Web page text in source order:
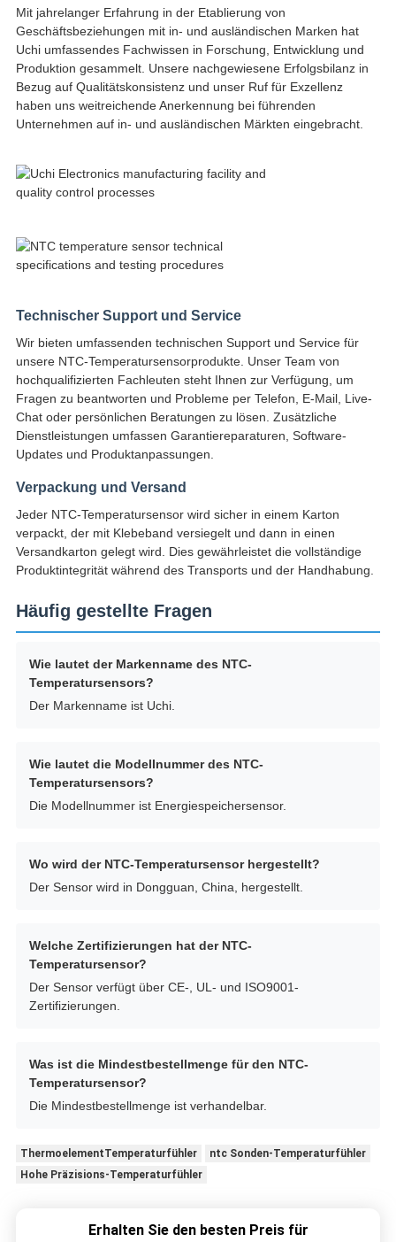
Mit jahrelanger Erfahrung in der Etablierung von
Geschäftsbeziehungen mit in- und ausländischen Marken hat
Uchi umfassendes Fachwissen in Forschung, Entwicklung und
Produktion gesammelt. Unsere nachgewiesene Erfolgsbilanz in
Bezug auf Qualitätskonsistenz und unser Ruf für Exzellenz
haben uns weitreichende Anerkennung bei führenden
Unternehmen auf in- und ausländischen Märkten eingebracht.
Technischer Support und Service
Wir bieten umfassenden technischen Support und Service für
unsere NTC-Temperatursensorprodukte. Unser Team von
hochqualifizierten Fachleuten steht Ihnen zur Verfügung, um
Fragen zu beantworten und Probleme per Telefon, E-Mail, Live-
Chat oder persönlichen Beratungen zu lösen. Zusätzliche
Dienstleistungen umfassen Garantiereparaturen, Software-
Updates und Produktanpassungen.
Verpackung und Versand
Jeder NTC-Temperatursensor wird sicher in einem Karton
verpackt, der mit Klebeband versiegelt und dann in einen
Versandkarton gelegt wird. Dies gewährleistet die vollständige
Produktintegrität während des Transports und der Handhabung.
Häufig gestellte Fragen
Wie lautet der Markenname des NTC-
Temperatursensors?
Der Markenname ist Uchi.
Wie lautet die Modellnummer des NTC-
Temperatursensors?
Die Modellnummer ist Energiespeichersensor.
Wo wird der NTC-Temperatursensor hergestellt?
Der Sensor wird in Dongguan, China, hergestellt.
Welche Zertifizierungen hat der NTC-
Temperatursensor?
Der Sensor verfügt über CE-, UL- und ISO9001-
Zertifizierungen.
Was ist die Mindestbestellmenge für den NTC-
Temperatursensor?
Die Mindestbestellmenge ist verhandelbar.
ThermoelementTemperaturfühler
ntc Sonden-Temperaturfühler
Hohe Präzisions-Temperaturfühler
Erhalten Sie den besten Preis für